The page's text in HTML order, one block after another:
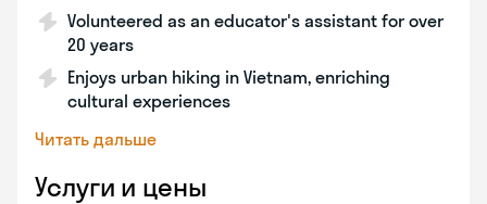
Volunteered as an educator's assistant for over
20 years
Enjoys urban hiking in Vietnam, enriching
cultural experiences
Читать дальше
Услуги и цены